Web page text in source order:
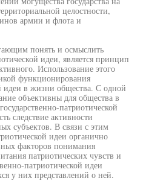
целостности,
армии и флота и
понять и осмыслить
идеи, является принцип
Использование этого
функционирования
идеи в жизни общества. С одной
объективны для общества в
патриотической
следствие активности
субъектов. В связи с этим
идеи органично
факторов понимания
патриотических чувств и
патриотической идеи
у них представлений о ней.